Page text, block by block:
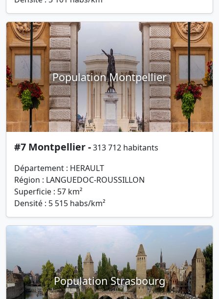
Population Montpellier
#7 Montpellier -313 712 habitants
Département : HERAULT
Région : LANGUEDOC-ROUSSILLON
Superficie : 57 km²
Densité : 5 515 habs/km²
Population Strasbourg